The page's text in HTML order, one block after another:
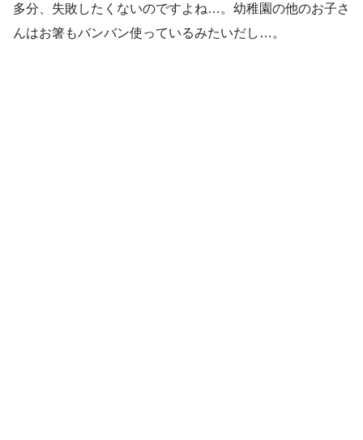
多分、失敗したくないのですよね…。幼稚園の他のお子さ
んはお箸もバンバン使っているみたいだし…。